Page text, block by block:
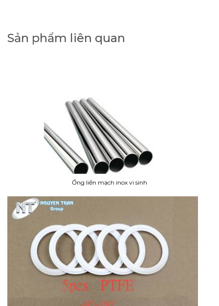
Sản phẩm liên quan
Ống liền mạch inox vi sinh